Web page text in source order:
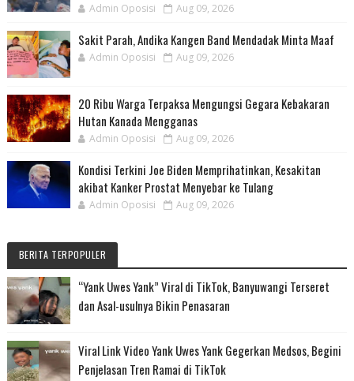
Admin Oposisi Aug 09, 2026
Sakit Parah, Andika Kangen Band Mendadak Minta Maaf
Admin Oposisi Aug 09, 2026
20 Ribu Warga Terpaksa Mengungsi Gegara Kebakaran
Hutan Kanada Mengganas
Admin Oposisi Aug 09, 2026
Kondisi Terkini Joe Biden Memprihatinkan, Kesakitan
akibat Kanker Prostat Menyebar ke Tulang
Admin Oposisi Aug 09, 2026
BERITA TERPOPULER
“Yank Uwes Yank” Viral di TikTok, Banyuwangi Terseret
dan Asal-usulnya Bikin Penasaran
Viral Link Video Yank Uwes Yank Gegerkan Medsos, Begini
Penjelasan Tren Ramai di TikTok